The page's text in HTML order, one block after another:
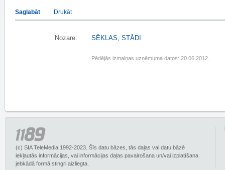
Saglabāt Drukāt
Nozare: SĒKLAS, STĀDI
Pēdējās izmaiņas uzņēmuma datos: 20.06.2012.
(c) SIA TeleMedia 1992-2023. Šīs datu bāzes, tās daļas vai datu bāzē
iekļautās informācijas, vai informācijas daļas pavairošana un/vai izplatīšana
jebkādā formā stingri aizliegta.